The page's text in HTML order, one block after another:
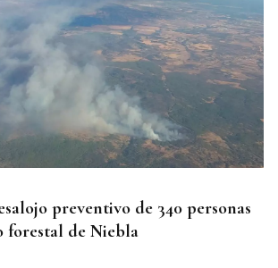
preventivo de 340 personas
forestal de Niebla